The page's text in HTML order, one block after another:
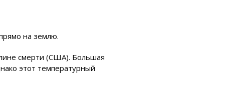
на землю.
смерти (США). Большая
этот температурный